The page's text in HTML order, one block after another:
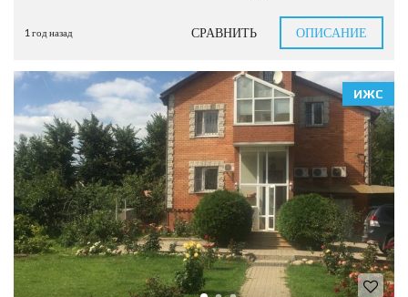
1 год назад СРАВНИТЬ ОПИСАНИЕ
ИЖС